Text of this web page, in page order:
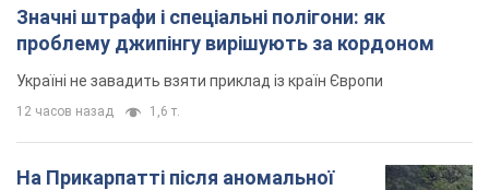
Значні штрафи і спеціальні полігони: як
проблему джипінгу вирішують за кордоном
Україні не завадить взяти приклад із країн Європи
12 часов назад 1,6 т.
На Прикарпатті після аномальної